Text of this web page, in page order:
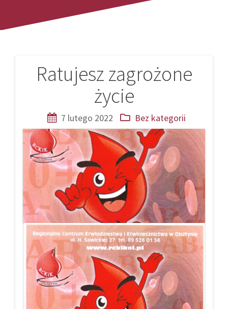
Ratujesz zagrożone
życie
7 lutego 2022 Bez kategorii
Nawigacja